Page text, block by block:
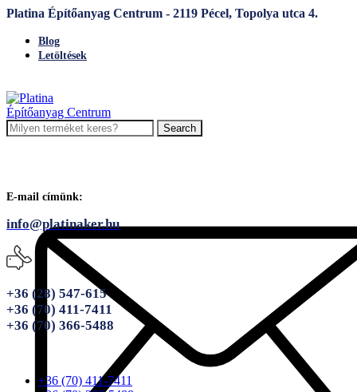
Platina Építőanyag Centrum - 2119 Pécel, Topolya utca 4.
Blog
Letöltések
Search
E-mail címünk:
info@platinaker.hu
+36 (28) 547-615
+36 (70) 411-7411
+36 (70) 366-5488
+36 (70) 411-7411